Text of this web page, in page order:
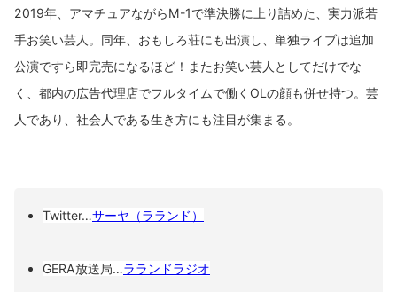
2019年、アマチュアながらM-1で準決勝に上り詰めた、実力派若
手お笑い芸人。同年、おもしろ荘にも出演し、単独ライブは追加
公演ですら即完売になるほど！またお笑い芸人としてだけでな
く、都内の広告代理店でフルタイムで働くOLの顔も併せ持つ。芸
人であり、社会人である生き方にも注目が集まる。
Twitter…サーヤ（ラランド）
GERA放送局…ラランドラジオ